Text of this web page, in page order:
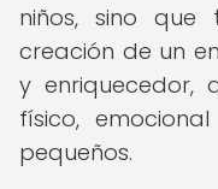
niños, sino que
creación de un
y enriquecedor,
físico,
pequeños.